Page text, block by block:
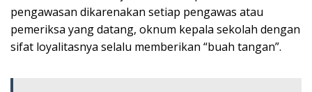
pengawasan dikarenakan setiap pengawas atau
pemeriksa yang datang, oknum kepala sekolah dengan
sifat loyalitasnya selalu memberikan “buah tangan”.